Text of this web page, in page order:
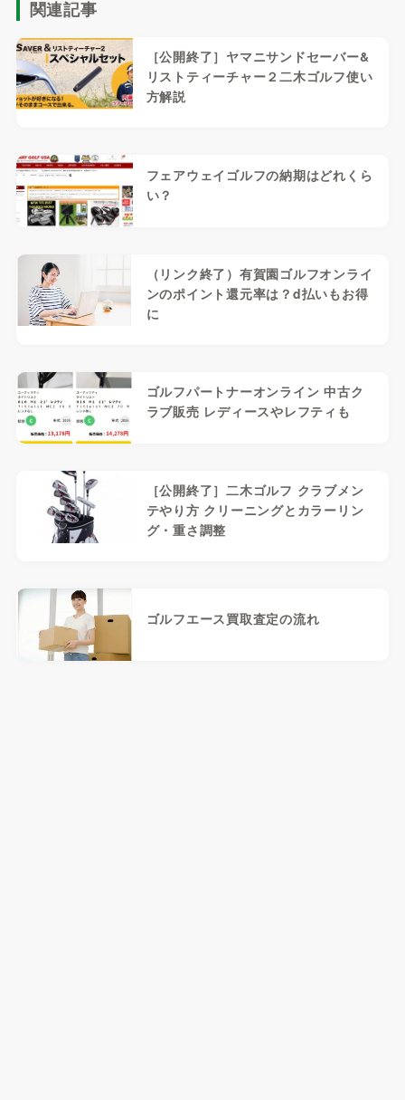
関連記事
［公開終了］ヤマニサンドセーバー&
リストティーチャー２二木ゴルフ使い
方解説
フェアウェイゴルフの納期はどれくら
い？
（リンク終了）有賀園ゴルフオンライ
ンのポイント還元率は？d払いもお得
に
ゴルフパートナーオンライン 中古ク
ラブ販売 レディースやレフティも
［公開終了］二木ゴルフ クラブメン
テやり方 クリーニングとカラーリン
グ・重さ調整
ゴルフエース買取査定の流れ